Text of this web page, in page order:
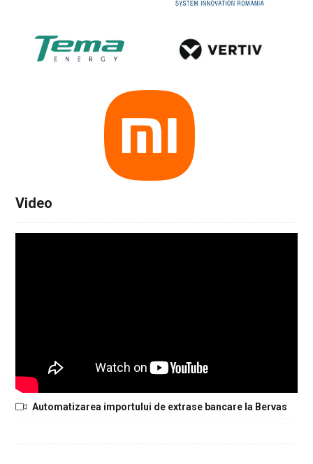
Video
Automatizarea importului de extrase bancare la Bervas